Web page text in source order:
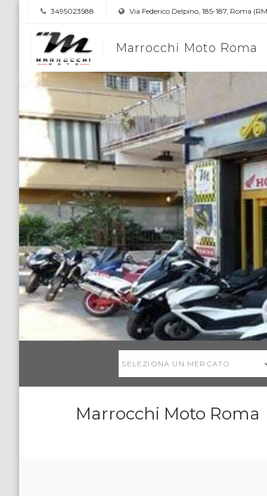
3495023588 Via Federico Delpino, 185-187, Roma
Marrocchi Moto Roma
SELEZIONA UN MERCATO
Marrocchi Moto Roma